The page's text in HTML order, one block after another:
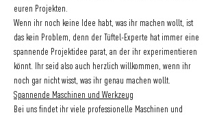
euren Projekten.
Wenn ihr noch keine Idee habt, was ihr machen wollt, ist
das kein Problem, denn der Tüftel-Experte hat immer eine
spannende Projektidee parat, an der ihr experimentieren
könnt. Ihr seid also auch herzlich willkommen, wenn ihr
noch gar nicht wisst, was ihr genau machen wollt.
Spannende Maschinen und Werkzeug
Bei uns findet ihr viele professionelle Maschinen und